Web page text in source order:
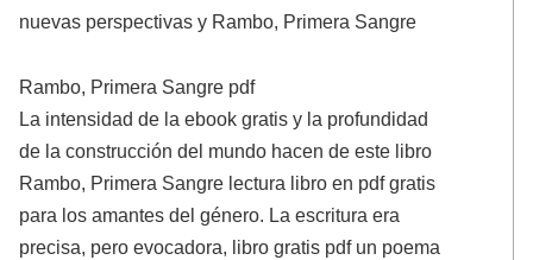
nuevas perspectivas y Rambo, Primera Sangre
Rambo, Primera Sangre pdf
La intensidad de la ebook gratis y la profundidad
de la construcción del mundo hacen de este libro
Rambo, Primera Sangre lectura libro en pdf gratis
para los amantes del género. La escritura era
precisa, pero evocadora, libro gratis pdf un poema